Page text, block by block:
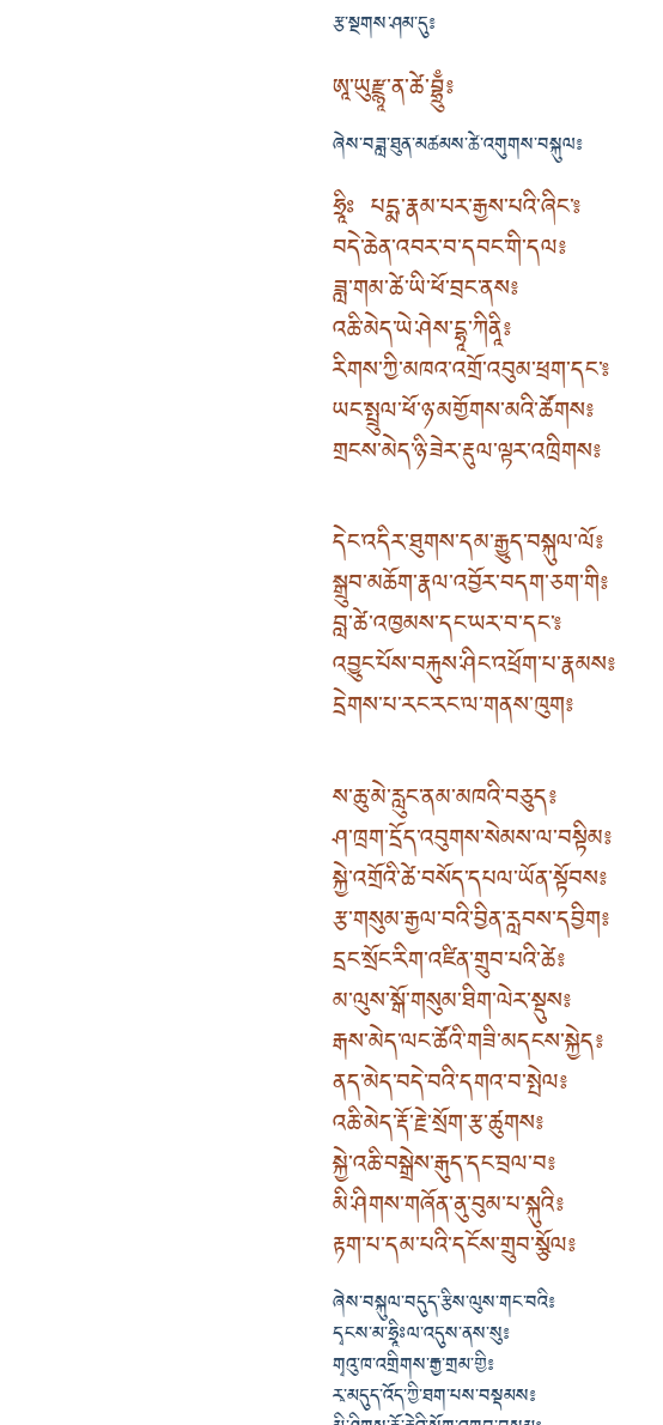
རྩ་སྔགས་ཤམ་དུ༔
ཨཱ་ཡུརྫྙཱ་ན་ཚེ་བྷྲུྃ༔
ཞེས་བཟླ་ཐུན་མཚམས་ཚེ་འགུགས་བསྐུལ༔
ཧྲཱིཿ པདྨ་རྣམ་པར་རྒྱས་པའི་ཞིང་༔
བདེ་ཆེན་འབར་བ་དབང་གི་དལ༔
ཟླ་གམ་ཚེ་ཡི་ཕོ་བྲང་ནས༔
འཆི་མེད་ཡེ་ཤེས་དྷཱ་ཀིནཱི༔
རིགས་ཀྱི་མཁའ་འགྲོ་འབུམ་ཕྲག་དང་༔
ཡང་སྤྲུལ་ཕོ་ཉ་མགྱོགས་མའི་ཚོགས༔
གྲངས་མེད་ཉི་ཟེར་རྡུལ་ལྟར་འཁྲིགས༔
དེང་འདིར་ཐུགས་དམ་རྒྱུད་བསྐུལ་ལོ༔
སྒྲུབ་མཆོག་རྣལ་འབྱོར་བདག་ཅག་གི༔
བླ་ཚེ་འཁྱམས་དང་ཡར་བ་དང་༔
འབྱུང་པོས་བརྐུས་ཤིང་འཕྲོག་པ་རྣམས༔
དྲེགས་པ་རང་རང་ལ་གནས་ཁུག༔
ས་ཆུ་མེ་རླུང་ནམ་མཁའི་བཅུད༔
ཤ་ཁྲག་དྲོད་འབུགས་སེམས་ལ་བསྟིམ༔
སྐྱེ་འགྲོའི་ཚེ་བསོད་དཔལ་ཡོན་སྟོབས༔
རྩ་གསུམ་རྒྱལ་བའི་བྱིན་རླབས་དབྱིག༔
དྲང་སྲོང་རིག་འཛིན་གྲུབ་པའི་ཚེ༔
མ་ལུས་སྒོ་གསུམ་ཐིག་ལེར་སྡུས༔
རྒས་མེད་ལང་ཚོའི་གཟི་མདངས་སྐྱེད༔
ནད་མེད་བདེ་བའི་དགའ་བ་སྤེལ༔
འཆི་མེད་རྡོ་རྗེ་སྲོག་རྩ་ཚུགས༔
སྐྱེ་འཆི་བསྒྲེས་རྒུད་དང་བྲལ་བ༔
མི་ཤིགས་གཞོན་ནུ་བུམ་པ་སྐུའི༔
རྟག་པ་དམ་པའི་དངོས་གྲུབ་སྩོལ༔
ཞེས་བསྐུལ་བདུད་རྩིས་ལུས་གང་བའི༔
དྭངས་མ་ཧྲཱིཿལ་འདུས་ནས་སུ༔
གྭའུ་ཁ་འགྲིགས་རྒྱ་གྲམ་གྱི༔
རྭ་མདུད་འོད་ཀྱི་ཐག་པས་བསྡམས༔